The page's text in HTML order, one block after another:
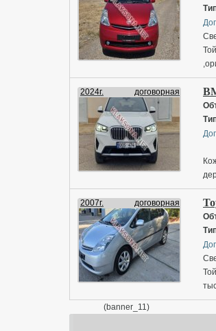
2024г. договорная
2007г. договорная
(banner_11)